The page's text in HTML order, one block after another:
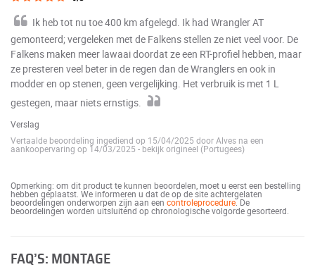
Ik heb tot nu toe 400 km afgelegd. Ik had Wrangler AT
gemonteerd; vergeleken met de Falkens stellen ze niet veel voor. De
Falkens maken meer lawaai doordat ze een RT-profiel hebben, maar
ze presteren veel beter in de regen dan de Wranglers en ook in
modder en op stenen, geen vergelijking. Het verbruik is met 1 L
gestegen, maar niets ernstigs.
Verslag
Vertaalde beoordeling ingediend op 15/04/2025 door Alves na een
aankoopervaring op 14/03/2025 -bekijk origineel (Portugees)
Opmerking: om dit product te kunnen beoordelen, moet u eerst een bestelling
hebben geplaatst. We informeren u dat de op de site achtergelaten
beoordelingen onderworpen zijn aan een controleprocedure. De
beoordelingen worden uitsluitend op chronologische volgorde gesorteerd.
FAQ’S: MONTAGE